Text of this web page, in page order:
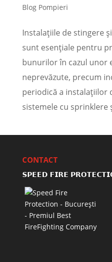
Blog Pompieri
Instalațiile de stingere
sunt esențiale pentru
bunurilor în cazul unor
neprevăzute, precum
periodică a instalațiilor
sistemele cu sprinklere
CONTACT
𝗦𝗣𝗘𝗘𝗗 𝗙𝗜𝗥𝗘